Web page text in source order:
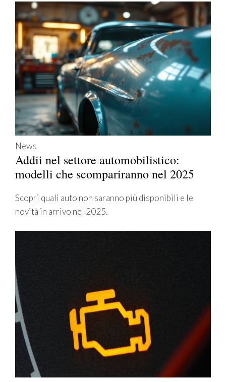
News
Addii nel settore automobilistico:
modelli che scompariranno nel 2025
Scopri quali auto non saranno più disponibili e le
novità in arrivo nel 2025.